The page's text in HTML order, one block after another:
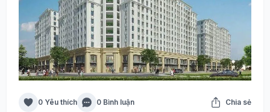
0 Yêu thích 0 Bình luận Chia sẻ